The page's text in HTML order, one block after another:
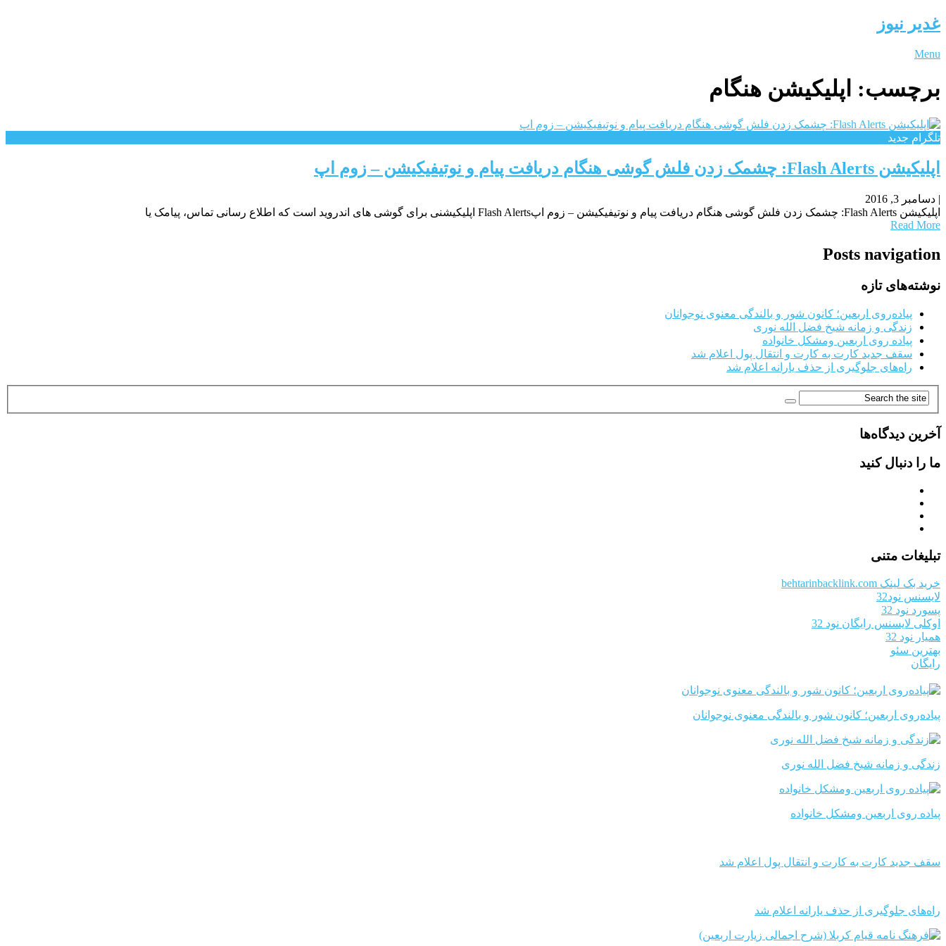
غدیر نیوز
Menu
برچسب: اپلیکیشن هنگام
تلگرام جدید
اپلیکیشن Flash Alerts: چشمک زدن فلش گوشی هنگام دریافت پیام و نوتیفیکیشن – زوم اپ
| دسامبر 3, 2016
اپلیکیشن Flash Alerts: چشمک زدن فلش گوشی هنگام دریافت پیام و نوتیفیکیشن – زوم اپFlash Alerts اپلیکیشنی برای گوشی های اندروید است که اطلاع رسانی تماس، پیامک یا
Read More
Posts navigation
نوشته‌های تازه
پیاده‌روی اربعین؛ کانون شور و بالندگی معنوی نوجوانان
زندگی و زمانه شیخ فضل الله نوری
پیاده روی اربعین ومشکل خانواده
سقف جدید کارت به کارت و انتقال پول اعلام شد
راه‌های جلوگیری از حذف یارانه اعلام شد
آخرین دیدگاه‌ها
ما را دنبال کنید
تبلیغات متنی
خرید بک لینک behtarinbacklink.com
لایسنس نود32
پسورد نود 32
اوکلی لایسنس رایگان نود 32
همیار نود 32
بهترین سئو
رایگان
پیاده‌روی اربعین؛ کانون شور و بالندگی معنوی نوجوانان
زندگی و زمانه شیخ فضل الله نوری
پیاده روی اربعین ومشکل خانواده
سقف جدید کارت به کارت و انتقال پول اعلام شد
راه‌های جلوگیری از حذف یارانه اعلام شد